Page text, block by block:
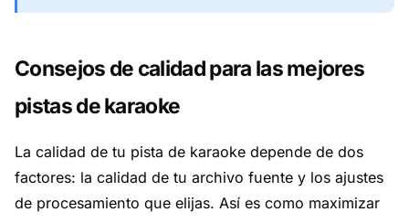
Consejos de calidad para las mejores
pistas de karaoke
La calidad de tu pista de karaoke depende de dos
factores: la calidad de tu archivo fuente y los ajustes
de procesamiento que elijas. Así es como maximizar